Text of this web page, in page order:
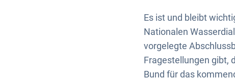
Es ist und bleibt
Nationalen
vorgelegte
Fragestellungen gibt,
Bund für das